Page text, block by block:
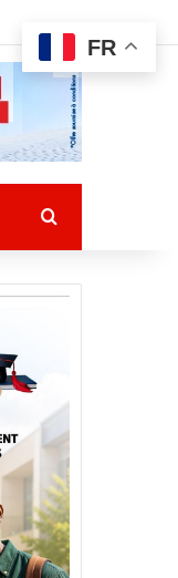
Rechercher
FR